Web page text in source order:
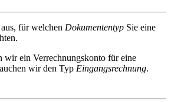
für welchen Dokumententyp Sie eine
wir ein Verrechnungskonto für eine
wir den Typ Eingangsrechnung.